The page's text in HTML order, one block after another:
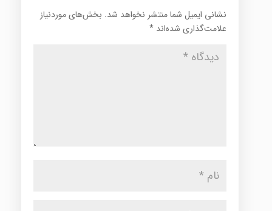
نشانی ایمیل شما منتشر نخواهد شد. بخش‌های موردنیاز
علامت‌گذاری شده‌اند *